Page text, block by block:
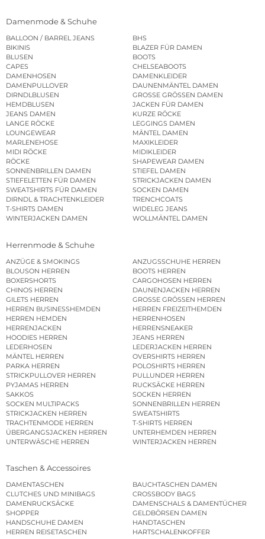
Damenmode & Schuhe
BALLOON / BARREL JEANS
BHS
BIKINIS
BLAZER FÜR DAMEN
BLUSEN
BOOTS
CAPES
CHELSEABOOTS
DAMENHOSEN
DAMENKLEIDER
DAMENPULLOVER
DAUNENMÄNTEL DAMEN
DIRNDLBLUSEN
GROSSE GRÖSSEN DAMEN
HEMDBLUSEN
JACKEN FÜR DAMEN
JEANS DAMEN
KURZE RÖCKE
LANGE RÖCKE
LEGGINGS DAMEN
LOUNGEWEAR
MÄNTEL DAMEN
MARLENEHOSE
MAXIKLEIDER
MIDI RÖCKE
MIDIKLEIDER
RÖCKE
SHAPEWEAR DAMEN
SONNENBRILLEN DAMEN
STIEFEL DAMEN
STIEFELETTEN FÜR DAMEN
STRICKJACKEN DAMEN
SWEATSHIRTS FÜR DAMEN
SOCKEN DAMEN
DIRNDL & TRACHTENKLEIDER
TRENCHCOATS
T-SHIRTS DAMEN
WIDELEG JEANS
WINTERJACKEN DAMEN
WOLLMÄNTEL DAMEN
Herrenmode & Schuhe
ANZÜGE & SMOKINGS
ANZUGSSCHUHE HERREN
BLOUSON HERREN
BOOTS HERREN
BOXERSHORTS
CARGOHOSEN HERREN
CHINOS HERREN
DAUNENJACKEN HERREN
GILETS HERREN
GROSSE GRÖSSEN HERREN
HERREN BUSINESSHEMDEN
HERREN FREIZEITHEMDEN
HERREN HEMDEN
HERRENHOSEN
HERRENJACKEN
HERRENSNEAKER
HOODIES HERREN
JEANS HERREN
LEDERHOSEN
LEDERJACKEN HERREN
MÄNTEL HERREN
OVERSHIRTS HERREN
PARKA HERREN
POLOSHIRTS HERREN
STRICKPULLOVER HERREN
PULLUNDER HERREN
PYJAMAS HERREN
RUCKSÄCKE HERREN
SAKKOS
SOCKEN HERREN
SOCKEN MULTIPACKS
SONNENBRILLEN HERREN
STRICKJACKEN HERREN
SWEATSHIRTS
TRACHTENMODE HERREN
T-SHIRTS HERREN
ÜBERGANGSJACKEN HERREN
UNTERHEMDEN HERREN
UNTERWÄSCHE HERREN
WINTERJACKEN HERREN
Taschen & Accessoires
DAMENTASCHEN
BAUCHTASCHEN DAMEN
CLUTCHES UND MINIBAGS
CROSSBODY BAGS
DAMENRUCKSÄCKE
DAMENSCHALS & DAMENTÜCHER
SHOPPER
GELDBÖRSEN DAMEN
HANDSCHUHE DAMEN
HANDTASCHEN
HERREN REISETASCHEN
HARTSCHALENKOFFER